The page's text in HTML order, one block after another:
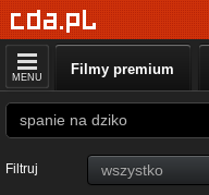
MENU Filmy premium
Filtruj